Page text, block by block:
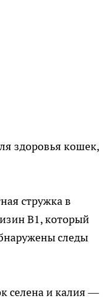
здоровья кошек,
стружка в
В1, который
следы
селена и калия —